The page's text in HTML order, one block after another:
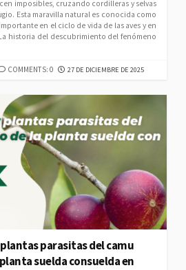
imposibles, cruzando cordilleras y selvas
Esta maravilla natural es conocida como
en el ciclo de vida de las aves y en
historia del descubrimiento del fenómeno
COMMENTS: 0 PUBLISHED
DATE
27 DE DICIEMBRE DE 2025
parasitas del camu
suelda consuelda en